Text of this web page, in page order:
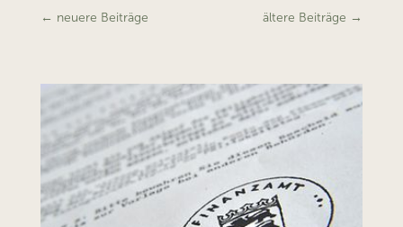
← neuere Beiträge ältere Beiträge →